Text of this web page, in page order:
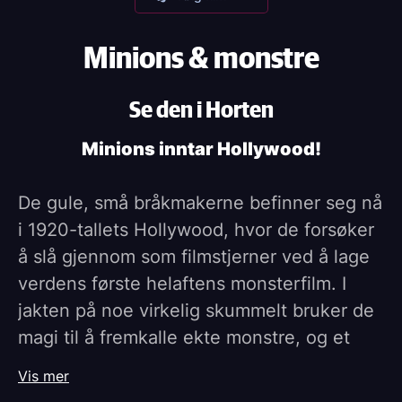
Minions & monstre
Se den i Horten
Minions inntar Hollywood!
De gule, små bråkmakerne befinner seg nå
i 1920-tallets Hollywood, hvor de forsøker
å slå gjennom som filmstjerner ved å lage
verdens første helaftens monsterfilm. I
jakten på noe virkelig skummelt bruker de
magi til å fremkalle ekte monstre, og et
Vis mer